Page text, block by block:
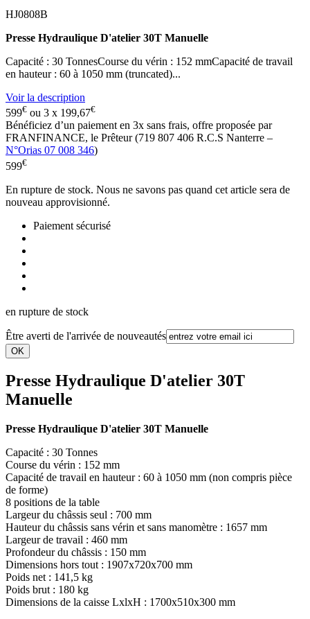
HJ0808B
Presse Hydraulique D'atelier 30T Manuelle
Capacité : 30 TonnesCourse du vérin : 152 mmCapacité de travail
en hauteur : 60 à 1050 mm (truncated)...
Voir la description
599€ ou 3 x 199,67€
Bénéficiez d’un paiement en 3x sans frais, offre proposée par
FRANFINANCE, le Prêteur (719 807 406 R.C.S Nanterre –
N°Orias 07 008 346)
599€
En rupture de stock. Nous ne savons pas quand cet article sera de
nouveau approvisionné.
Paiement sécurisé
en rupture de stock
Être averti de l'arrivée de nouveautés
Presse Hydraulique D'atelier 30T
Manuelle
Presse Hydraulique D'atelier 30T Manuelle
Capacité : 30 Tonnes
Course du vérin : 152 mm
Capacité de travail en hauteur : 60 à 1050 mm (non compris pièce
de forme)
8 positions de la table
Largeur du châssis seul : 700 mm
Hauteur du châssis sans vérin et sans manomètre : 1657 mm
Largeur de travail : 460 mm
Profondeur du châssis : 150 mm
Dimensions hors tout : 1907x720x700 mm
Poids net : 141,5 kg
Poids brut : 180 kg
Dimensions de la caisse LxlxH : 1700x510x300 mm